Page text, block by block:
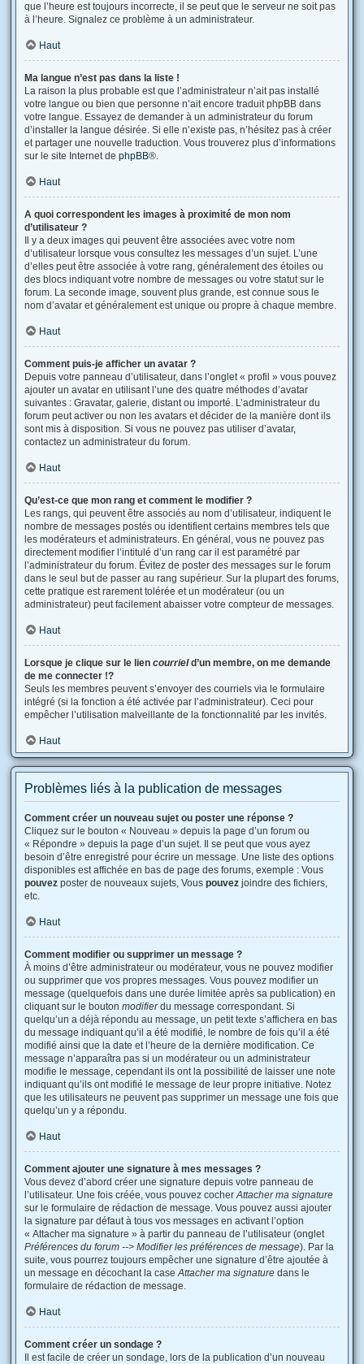
que l’heure est toujours incorrecte, il se peut que le serveur ne soit pas
à l’heure. Signalez ce problème à un administrateur.
Haut
Ma langue n’est pas dans la liste !
La raison la plus probable est que l’administrateur n’ait pas installé
votre langue ou bien que personne n’ait encore traduit phpBB dans
votre langue. Essayez de demander à un administrateur du forum
d’installer la langue désirée. Si elle n’existe pas, n’hésitez pas à créer
et partager une nouvelle traduction. Vous trouverez plus d’informations
sur le site Internet de phpBB®.
Haut
A quoi correspondent les images à proximité de mon nom
d’utilisateur ?
Il y a deux images qui peuvent être associées avec votre nom
d’utilisateur lorsque vous consultez les messages d’un sujet. L’une
d’elles peut être associée à votre rang, généralement des étoiles ou
des blocs indiquant votre nombre de messages ou votre statut sur le
forum. La seconde image, souvent plus grande, est connue sous le
nom d’avatar et généralement est unique ou propre à chaque membre.
Haut
Comment puis-je afficher un avatar ?
Depuis votre panneau d’utilisateur, dans l’onglet « profil » vous pouvez
ajouter un avatar en utilisant l’une des quatre méthodes d’avatar
suivantes : Gravatar, galerie, distant ou importé. L’administrateur du
forum peut activer ou non les avatars et décider de la manière dont ils
sont mis à disposition. Si vous ne pouvez pas utiliser d’avatar,
contactez un administrateur du forum.
Haut
Qu’est-ce que mon rang et comment le modifier ?
Les rangs, qui peuvent être associés au nom d’utilisateur, indiquent le
nombre de messages postés ou identifient certains membres tels que
les modérateurs et administrateurs. En général, vous ne pouvez pas
directement modifier l’intitulé d’un rang car il est paramétré par
l’administrateur du forum. Évitez de poster des messages sur le forum
dans le seul but de passer au rang supérieur. Sur la plupart des forums,
cette pratique est rarement tolérée et un modérateur (ou un
administrateur) peut facilement abaisser votre compteur de messages.
Haut
Lorsque je clique sur le lien courrield’un membre, on me demande
de me connecter !?
Seuls les membres peuvent s’envoyer des courriels via le formulaire
intégré (si la fonction a été activée par l’administrateur). Ceci pour
empêcher l’utilisation malveillante de la fonctionnalité par les invités.
Haut
Problèmes liés à la publication de messages
Comment créer un nouveau sujet ou poster une réponse ?
Cliquez sur le bouton « Nouveau » depuis la page d’un forum ou
« Répondre » depuis la page d’un sujet. Il se peut que vous ayez
besoin d’être enregistré pour écrire un message. Une liste des options
disponibles est affichée en bas de page des forums, exemple : Vous
pouvez poster de nouveaux sujets, Vous pouvez joindre des fichiers,
etc.
Haut
Comment modifier ou supprimer un message ?
À moins d’être administrateur ou modérateur, vous ne pouvez modifier
ou supprimer que vos propres messages. Vous pouvez modifier un
message (quelquefois dans une durée limitée après sa publication) en
cliquant sur le bouton modifierdu message correspondant. Si
quelqu’un a déjà répondu au message, un petit texte s’affichera en bas
du message indiquant qu’il a été modifié, le nombre de fois qu’il a été
modifié ainsi que la date et l’heure de la dernière modification. Ce
message n’apparaîtra pas si un modérateur ou un administrateur
modifie le message, cependant ils ont la possibilité de laisser une note
indiquant qu’ils ont modifié le message de leur propre initiative. Notez
que les utilisateurs ne peuvent pas supprimer un message une fois que
quelqu’un y a répondu.
Haut
Comment ajouter une signature à mes messages ?
Vous devez d’abord créer une signature depuis votre panneau de
l’utilisateur. Une fois créée, vous pouvez cocherAttacher ma signature
sur le formulaire de rédaction de message. Vous pouvez aussi ajouter
la signature par défaut à tous vos messages en activant l’option
« Attacher ma signature » à partir du panneau de l’utilisateur (onglet
Préférences du forum --> Modifier les préférences de message). Par la
suite, vous pourrez toujours empêcher une signature d’être ajoutée à
un message en décochant la caseAttacher ma signature dans le
formulaire de rédaction de message.
Haut
Comment créer un sondage ?
Il est facile de créer un sondage, lors de la publication d’un nouveau